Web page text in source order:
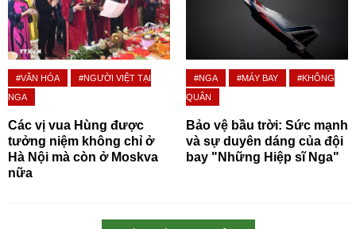
#VĂN HÓA
#NGƯỜI VIỆT TẠI
NGA
Các vị vua Hùng được
tưởng niệm không chỉ ở
Hà Nội mà còn ở Moskva
nữa
#NGA #MÁY BAY
#KHÔNG
QUÂN
Bảo vệ bầu trời: Sức mạnh
và sự duyên dáng của đội
bay "Những Hiệp sĩ Nga"